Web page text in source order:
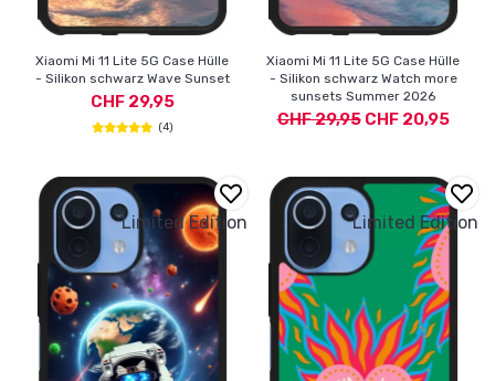
Xiaomi Mi 11 Lite 5G Case Hülle
- Silikon schwarz Wave Sunset
CHF 29,95
(4)
Xiaomi Mi 11 Lite 5G Case Hülle
- Silikon schwarz Watch more
sunsets Summer 2026
CHF 29,95CHF 20,95
Limited Edition Limited Edition